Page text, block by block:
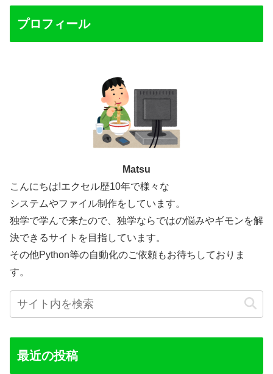
プロフィール
Matsu
こんにちは!エクセル歴10年で様々な
システムやファイル制作をしています。
独学で学んで来たので、独学ならではの悩みやギモンを解
決できるサイトを目指しています。
その他Python等の自動化のご依頼もお待ちしておりま
す。
最近の投稿